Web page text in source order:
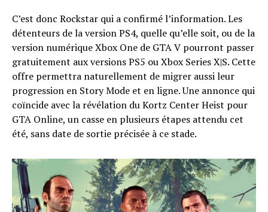
C’est donc Rockstar qui a confirmé l’information. Les
détenteurs de la version PS4, quelle qu’elle soit, ou de la
version numérique Xbox One de GTA V pourront passer
gratuitement aux versions PS5 ou Xbox Series X|S. Cette
offre permettra naturellement de migrer aussi leur
progression en Story Mode et en ligne. Une annonce qui
coïncide avec la révélation du Kortz Center Heist pour
GTA Online, un casse en plusieurs étapes attendu cet
été, sans date de sortie précisée à ce stade.